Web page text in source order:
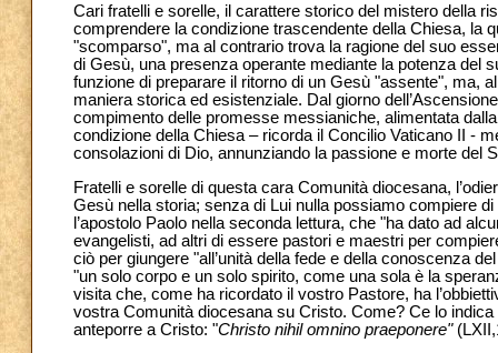
Cari fratelli e sorelle, il carattere storico del mistero della
comprendere la condizione trascendente della Chiesa, la
"scomparso", ma al contrario trova la ragione del suo
di Gesù, una presenza operante mediante la potenza del
funzione di preparare il ritorno di un Gesù "assente", ma,
maniera storica ed esistenziale. Dal giorno
compimento delle promesse messianiche, alimentata
condizione della Chiesa – ricorda il Concilio Vaticano II -
consolazioni di Dio, annunziando la passione e morte del
Fratelli e sorelle di questa cara Comunità diocesana,
Gesù nella storia; senza di Lui nulla possiamo compiere
l’apostolo Paolo nella seconda lettura, che "ha dato ad
evangelisti, ad altri di essere pastori e maestri per
ciò per giungere "all’unità della fede e della conoscenza
"un solo corpo e un solo spirito, come una sola è la
visita che, come ha ricordato il vostro Pastore, ha
vostra Comunità diocesana su Cristo. Come? Ce lo
anteporre a Cristo: "Christo nihil omnino praeponere"